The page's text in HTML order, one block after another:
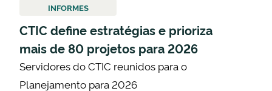
INFORMES
CTIC define estratégias e prioriza
mais de 80 projetos para 2026
Servidores do CTIC reunidos para o
Planejamento para 2026